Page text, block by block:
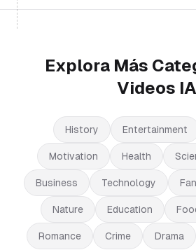
Explora Más
Videos IA
History Entertainment
Motivation Health
Business Technology
Nature Education
Romance Crime Drama